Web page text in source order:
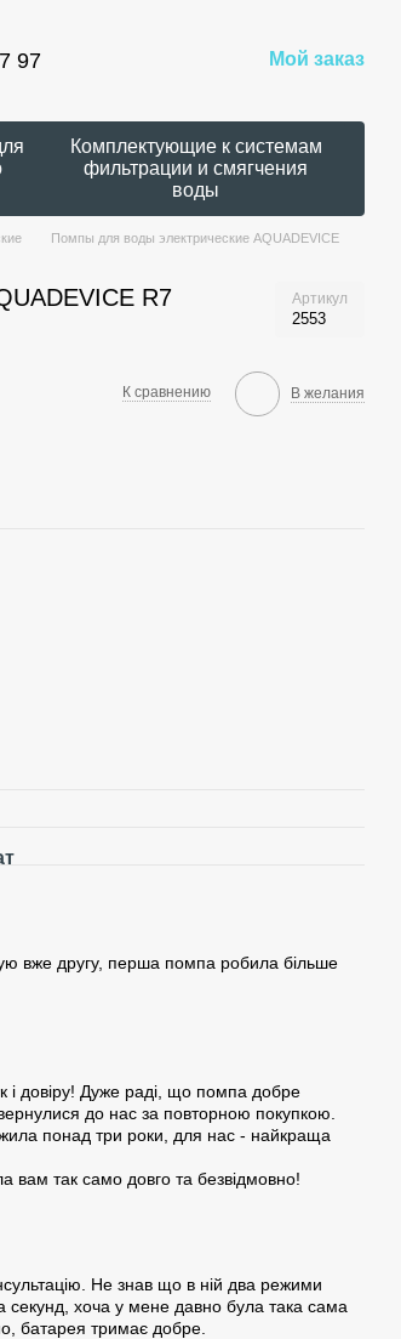
97 Мой заказ
Комплектующие к системам
фильтрации и смягчения
воды
Серый чехол для бутыля
Вместе
Помпы для воды электрические AQUADEVICE
R7 Артикул
2553
К сравнению В желания
вже другу, перша помпа робила більше
і довіру! Дуже раді, що помпа добре
до нас за повторною покупкою.
понад три роки, для нас - найкраща
так само довго та безвідмовно!
Не знав що в ній два режими
секунд, хоча у мене давно була така сама
батарея тримає добре.